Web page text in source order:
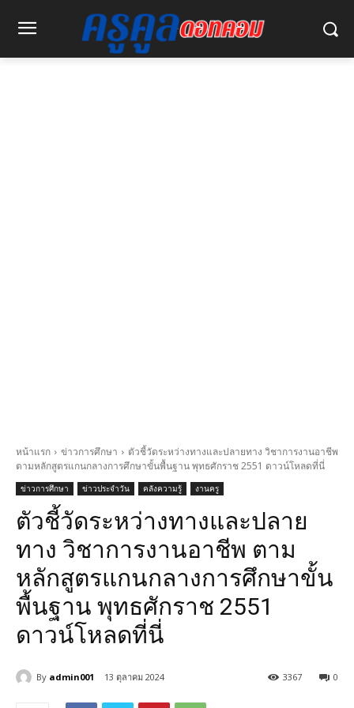
หน้าแรก ข่าวการศึกษา
ตัวชี้วัดระหว่างทางและปลายทาง วิชาการงานอาชีพ
ตามหลักสูตรแกนกลางการศึกษาขั้นพื้นฐาน พุทธศักราช 2551 ดาวน์โหลดที่นี่
ข่าวการศึกษา ข่าวประจำวัน คลังความรู้ งานครู
ตัวชี้วัดระหว่างทางและปลาย
ทาง วิชาการงานอาชีพ ตาม
หลักสูตรแกนกลางการศึกษาขั้น
พื้นฐาน พุทธศักราช 2551
ดาวน์โหลดที่นี่
By admin001 13 ตุลาคม 2024 0
3367